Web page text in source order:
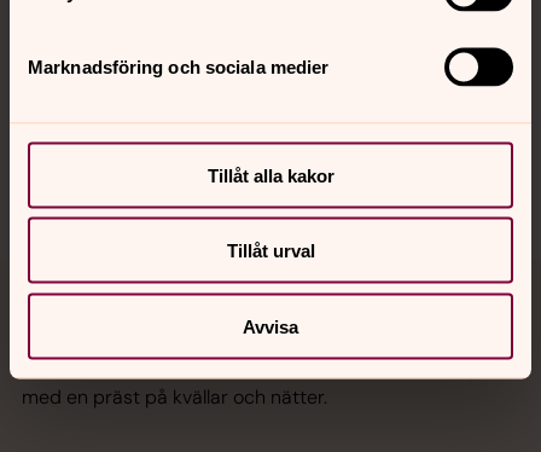
Marknadsföring och sociala medier
Tillåt alla kakor
Tillåt urval
Avvisa
Sociala kanaler
Akut samtals- och krisstöd. Prata eller chatta anonymt
med en präst på kvällar och nätter.